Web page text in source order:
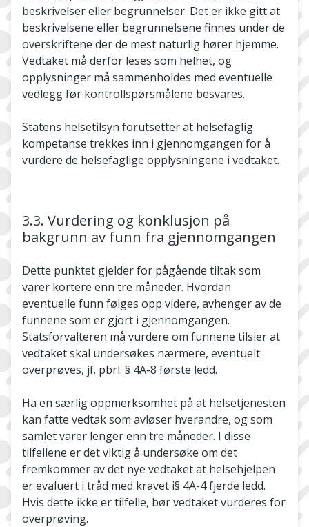
beskrivelser eller begrunnelser. Det er ikke gitt at
beskrivelsene eller begrunnelsene finnes under de
overskriftene der de mest naturlig hører hjemme.
Vedtaket må derfor leses som helhet, og
opplysninger må sammenholdes med eventuelle
vedlegg før kontrollspørsmålene besvares.
Statens helsetilsyn forutsetter at helsefaglig
kompetanse trekkes inn i gjennomgangen for å
vurdere de helsefaglige opplysningene i vedtaket.
3.3. Vurdering og konklusjon på
bakgrunn av funn fra gjennomgangen
Dette punktet gjelder for pågående tiltak som
varer kortere enn tre måneder. Hvordan
eventuelle funn følges opp videre, avhenger av de
funnene som er gjort i gjennomgangen.
Statsforvalteren må vurdere om funnene tilsier at
vedtaket skal undersøkes nærmere, eventuelt
overprøves, jf. pbrl. § 4A-8 første ledd.
Ha en særlig oppmerksomhet på at helsetjenesten
kan fatte vedtak som avløser hverandre, og som
samlet varer lenger enn tre måneder. I disse
tilfellene er det viktig å undersøke om det
fremkommer av det nye vedtaket at helsehjelpen
er evaluert i tråd med kravet i§ 4A-4 fjerde ledd.
Hvis dette ikke er tilfelle, bør vedtaket vurderes for
overprøving.